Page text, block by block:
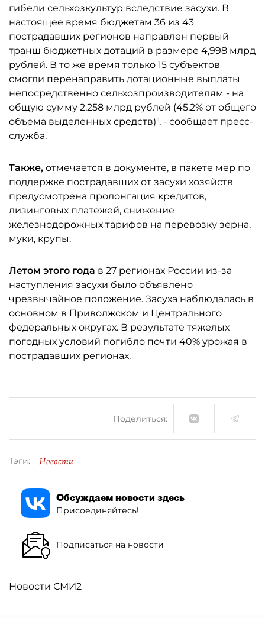
гибели сельхозкультур вследствие засухи. В
настоящее время бюджетам 36 из 43
пострадавших регионов направлен первый
транш бюджетных дотаций в размере 4,998 млрд
рублей. В то же время только 15 субъектов
смогли перенаправить дотационные выплаты
непосредственно сельхозпроизводителям - на
общую сумму 2,258 млрд рублей (45,2% от общего
объема выделенных средств)", - сообщает пресс-
служба.
Также, отмечается в документе, в пакете мер по
поддержке пострадавших от засухи хозяйств
предусмотрена пролонгация кредитов,
лизинговых платежей, снижение
железнодорожных тарифов на перевозку зерна,
муки, крупы.
Летом этого года в 27 регионах России из-за
наступления засухи было объявлено
чрезвычайное положение. Засуха наблюдалась в
основном в Приволжском и Центрального
федеральных округах. В результате тяжелых
погодных условий погибло почти 40% урожая в
пострадавших регионах.
Поделиться:
Тэги: Новости
Обсуждаем новости здесь
Присоединяйтесь!
Подписаться на новости
Новости СМИ2